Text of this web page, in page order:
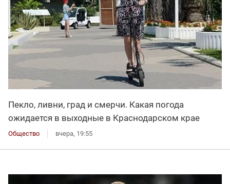
Пекло, ливни, град и смерчи. Какая погода
ожидается в выходные в Краснодарском крае
Общество вчера, 19:55